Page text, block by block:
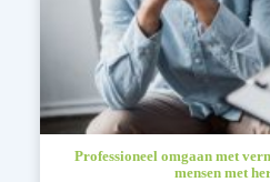
Professioneel omgaan met
mensen met